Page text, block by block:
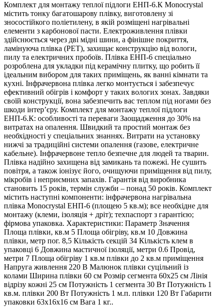
Комплект для монтажу теплої підлоги ЕНП-6.К Monocrystal
містить тонку багатошарову плівку, виготовлену зі
зносостійкого поліетилену, в якій розміщені нагрівальні
елементи з карбонової пасти. Електроживлення плівки
здійснюється через дві мідні шини, а фінішне покриття,
ламінуюча плівка (РЕТ), захищає конструкцію від вологи,
пилу та електричних пробоїв. Плівка ЕНП-6 спеціально
розроблена для укладки під керамічну плитку, що робить її
ідеальним вибором для таких приміщень, як ванні кімнати та
кухні. Інфрачервона плівка легко монтується і забезпечує
ефективний обігрів і комфорт у таких вологих зонах. Завдяки
своїй конструкції, вона забезпечить вас теплом під ногами без
шкоди інтер’єру. Комплект для монтажу теплої підлоги
ЕНП-6.К: особливості та переваги Заощадження до 30% на
витратах на опалення. Швидкий та простий монтаж без
необхідності у спеціальних знаннях. Витрати на установку
нижчі за традиційні системи опалення (газове, електричне
кабельне). Інфрачервоне тепло безпечне для людей та тварин.
Плівка надійно захищена від замикань та пожежі. Не сушить
повітря, а також іонізує його, очищуючи приміщення від пилу,
мікробів і неприємних запахів. Гарантія від виробника
становить 15 років, термін служби – понад 50 років. Комплект
містить наступні компоненти: інфрачервона нагрівальна
плівка Monocrystal ЕНП-6 (площею 5 кв.м); все необхідне для
монтажу (клеми, ізоляція + дріт); техпаспорт з гарантією;
фірмова упаковка. Характеристики: Параметр Значення
Площа плівки, кв.м 5 Площа обігріву, кв.м 10 Довжина
плівки, метр пог. 8,5 Кількість секцій 34 Кількість клем в
упаковці 6 Довжина мастичної ізоляції, метри 0.6 Провід,
метри 7 Площа обігріву 1 кв.м плівки до 2 кв.м приміщення
Напруга живлення 220 В Малюнок плівки суцільний із
колами Ширина плівки 60 см Розмір сегмента 60х25 см Лінія
відрізу кожні 25 см Потужність 1 сегмента 30 Вт Потужність 1
кв.м. плівки 200 Вт Потужність 1 м.п. плівки 120 Вт Габарити
упаковки 63х16х16 см Вага 1 кг..